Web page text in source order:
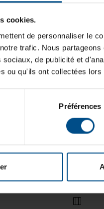
cookies.
de personnaliser le
trafic. Nous
sociaux, de publicité et
ou qu'ils ont collectées
Préférences
au format M.2 2280,
en 2016 et désormais en
x4 et de la mémoire flash
Il s’appuie sur un
cache pseudo‑SLC,
et applicatifs sur PC